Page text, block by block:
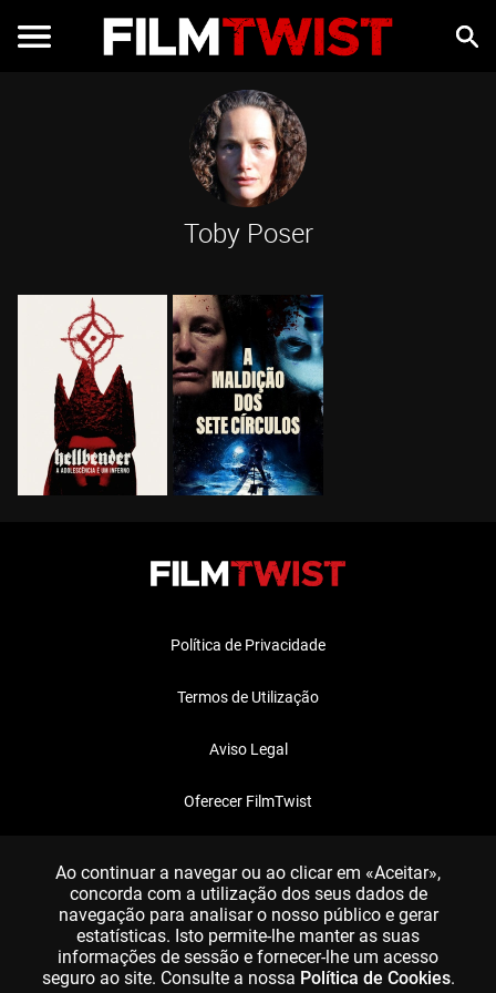
Toby Poser
Política de Privacidade
Termos de Utilização
Aviso Legal
Oferecer FilmTwist
Ao continuar a navegar ou ao clicar em «Aceitar»,
concorda com a utilização dos seus dados de
navegação para analisar o nosso público e gerar
estatísticas. Isto permite-lhe manter as suas
informações de sessão e fornecer-lhe um acesso
seguro ao site. Consulte a nossa Política de Cookies.